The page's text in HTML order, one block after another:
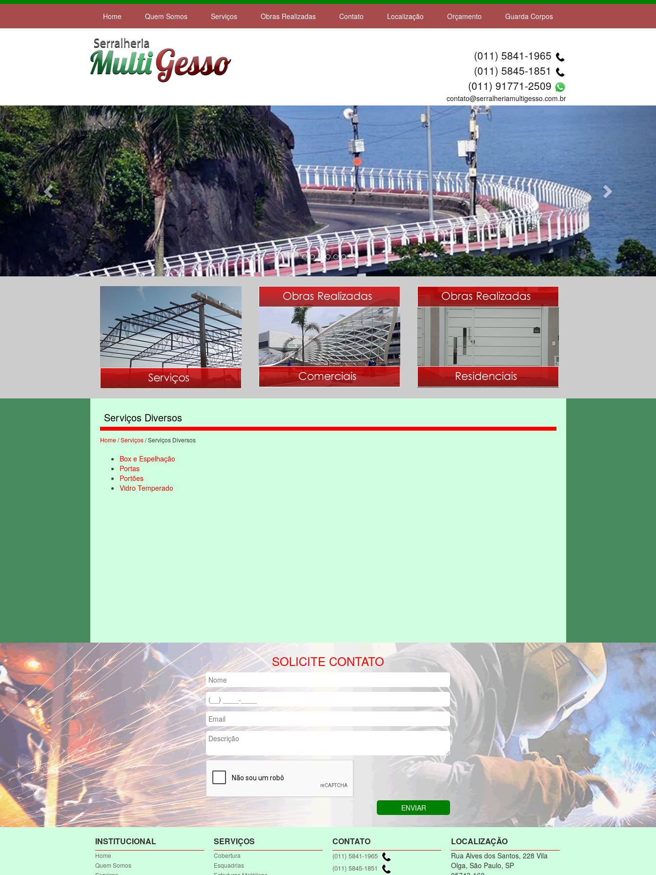
Home Quem Somos Serviços Obras Realizadas Contato Localização Orçamento Guarda Corpos
(011) 5841-1965
(011) 5845-1851
(011) 91771-2509
contato@serralheriamultigesso.com.br
Previous
Serviços Diversos
Home/Serviços/ Serviços Diversos
Box e Espelhação
Portas
Portões
Vidro Temperado
SOLICITE CONTATO
INSTITUCIONAL
Home
Quem Somos
SERVIÇOS
Cobertura
Esquadrias
CONTATO
(011) 5841-1965
(011) 5845-1851
LOCALIZAÇÃO
Rua Alves dos Santos, 228 Vila
Olga, São Paulo, SP